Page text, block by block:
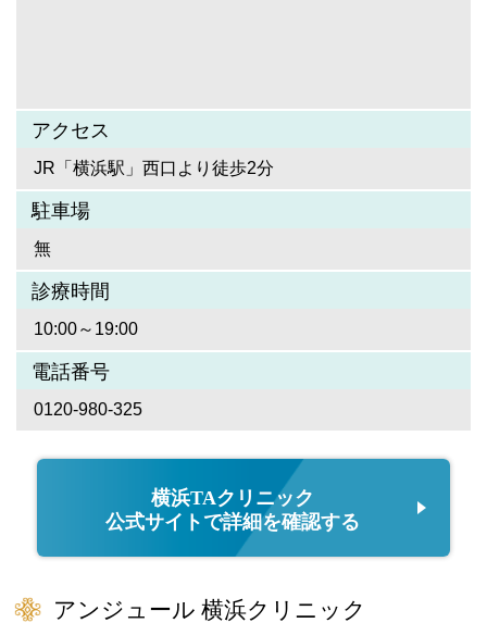
アクセス
JR「横浜駅」西口より徒歩2分
駐車場
無
診療時間
10:00～19:00
電話番号
0120-980-325
横浜TAクリニック
公式サイトで詳細を確認する
アンジュール 横浜クリニック